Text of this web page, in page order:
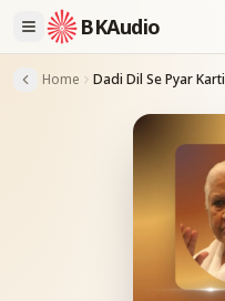
BKAudio
Home Dadi Dil Se Pyar Karti